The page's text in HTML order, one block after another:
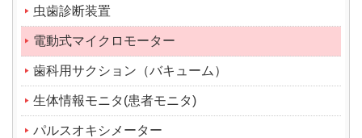
虫歯診断装置
電動式マイクロモーター
歯科用サクション（バキューム）
生体情報モニタ(患者モニタ)
パルスオキシメーター